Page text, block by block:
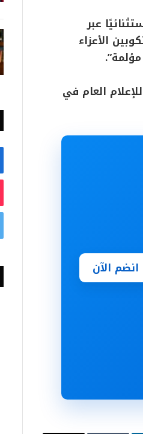
عبر
الأعزاء
العام في
انضم الآن